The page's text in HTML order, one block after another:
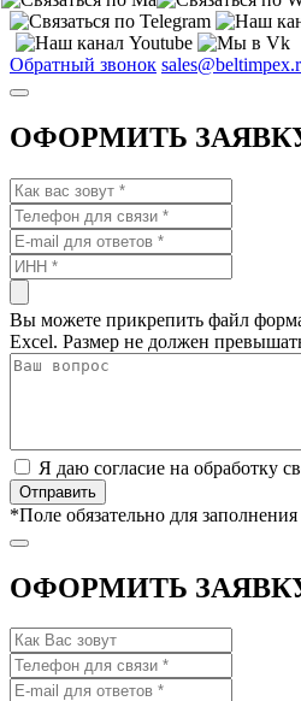
Обратный звонок
ОФОРМИТЬ
Вы можете прикрепить файл
Excel. Размер не должен
Я даю согласие на обработку
*Поле обязательно для заполнения
ОФОРМИТЬ